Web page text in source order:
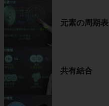
元素の周期表
共有結合